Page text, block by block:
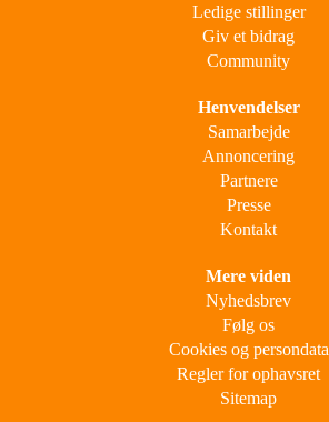
Ledige stillinger
Giv et bidrag
Community
Henvendelser
Samarbejde
Annoncering
Partnere
Presse
Kontakt
Mere viden
Nyhedsbrev
Følg os
Cookies og persondata
Regler for ophavsret
Sitemap